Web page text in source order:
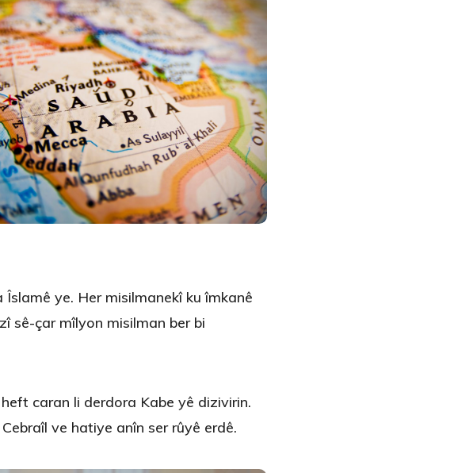
ye. Her misilmanekî ku îmkanê
sê-çar mîlyon misilman ber bi
caran li derdora Kabe yê dizivirin.
ve hatiye anîn ser rûyê erdê.